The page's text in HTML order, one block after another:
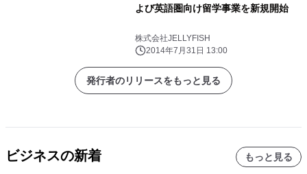
よび英語圏向け留学事業を新規開始
株式会社JELLYFISH
2014年7月31日 13:00
発行者のリリースをもっと見る
ビジネスの新着 もっと見る